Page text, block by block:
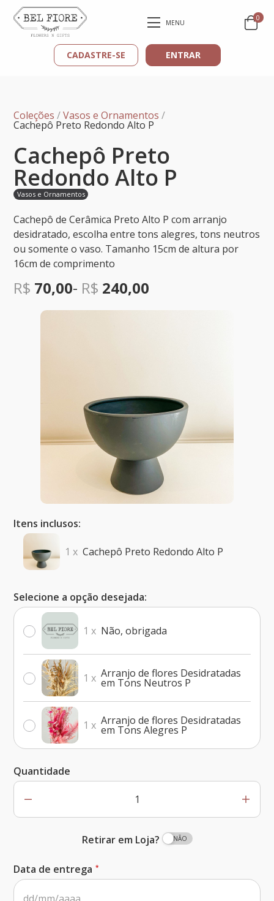
MENU
0
CADASTRE-SE ENTRAR
Coleções /Vasos e Ornamentos /
Cachepô Preto Redondo Alto P
Cachepô Preto
Redondo Alto P
Vasos e Ornamentos
Cachepô de Cerâmica Preto Alto P com arranjo
desidratado, escolha entre tons alegres, tons neutros
ou somente o vaso. Tamanho 15cm de altura por
16cm de comprimento
R$ 70,00- R$ 240,00
Itens inclusos:
1 x Cachepô Preto Redondo Alto P
Selecione a opção desejada:
1 x Não, obrigada
1 x Arranjo de flores Desidratadas
em Tons Neutros P
1 x Arranjo de flores Desidratadas
em Tons Alegres P
Quantidade
Retirar em Loja?
Data de entrega